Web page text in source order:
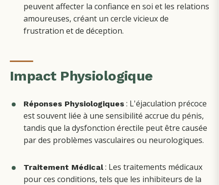
peuvent affecter la confiance en soi et les relations
amoureuses, créant un cercle vicieux de
frustration et de déception.
Impact Physiologique
Réponses Physiologiques : L'éjaculation précoce
est souvent liée à une sensibilité accrue du pénis,
tandis que la dysfonction érectile peut être causée
par des problèmes vasculaires ou neurologiques.
Traitement Médical: Les traitements médicaux
pour ces conditions, tels que les inhibiteurs de la